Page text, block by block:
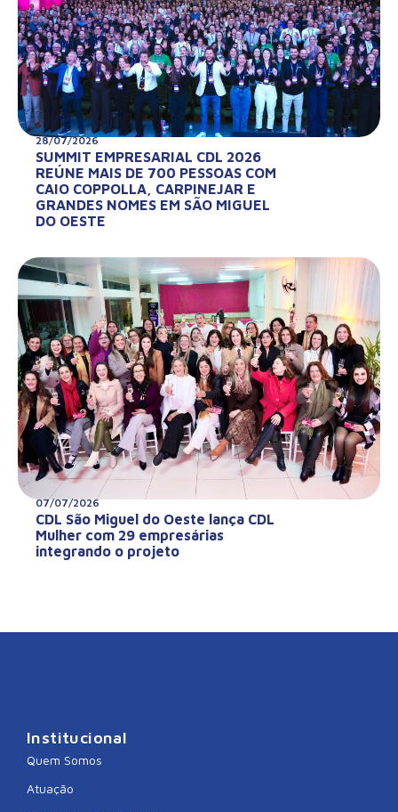
28/07/2026
SUMMIT EMPRESARIAL CDL 2026
REÚNE MAIS DE 700 PESSOAS COM
CAIO COPPOLLA, CARPINEJAR E
GRANDES NOMES EM SÃO MIGUEL
DO OESTE
07/07/2026
CDL São Miguel do Oeste lança CDL
Mulher com 29 empresárias
integrando o projeto
Institucional
Quem Somos
Atuação